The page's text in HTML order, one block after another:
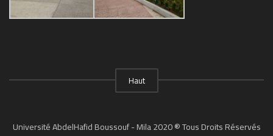
Haut
Université AbdelHafid Boussouf - Mila 2020 ® Tous Droits Réservés